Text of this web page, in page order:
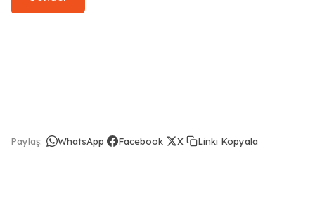
Paylaş: WhatsApp Facebook X Linki Kopyala